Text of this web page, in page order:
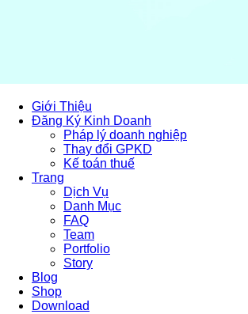
Giới Thiệu
Đăng Ký Kinh Doanh
Pháp lý doanh nghiệp
Thay đổi GPKD
Kế toán thuế
Trang
Dịch Vụ
Danh Mục
FAQ
Team
Portfolio
Story
Blog
Shop
Download